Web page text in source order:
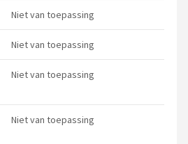
Niet van toepassing
Niet van toepassing
Niet van toepassing
Niet van toepassing